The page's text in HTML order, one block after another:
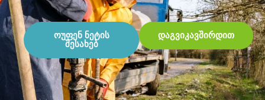
ოუფენ ნეტის
შესახებ
დაგვიკავშირდით